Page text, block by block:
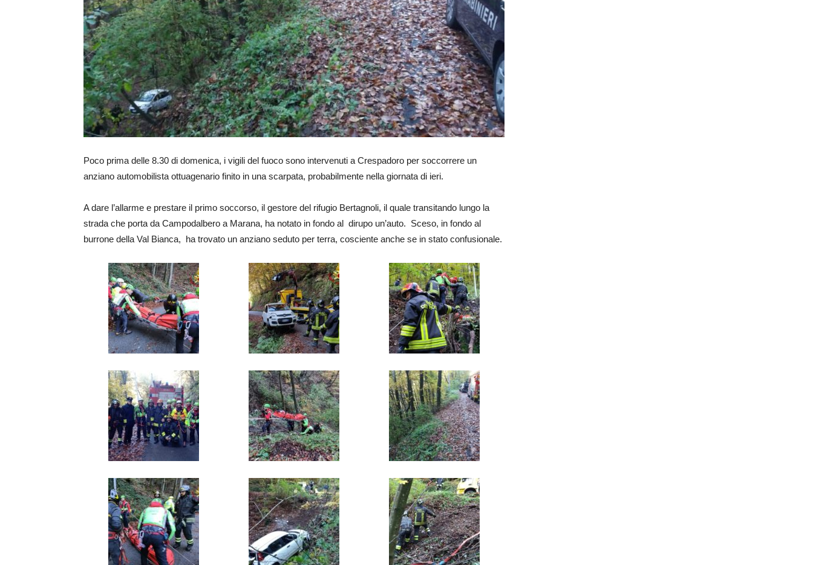
Poco prima delle 8.30 di domenica, i vigili del fuoco sono intervenuti a Crespadoro per soccorrere un
anziano automobilista ottuagenario finito in una scarpata, probabilmente nella giornata di ieri.
A dare l’allarme e prestare il primo soccorso, il gestore del rifugio Bertagnoli, il quale transitando lungo la
strada che porta da Campodalbero a Marana, ha notato in fondo al dirupo un’auto. Sceso, in fondo al
burrone della Val Bianca, ha trovato un anziano seduto per terra, cosciente anche se in stato confusionale.